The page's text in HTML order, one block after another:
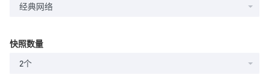
经典网络
快照数量
2个